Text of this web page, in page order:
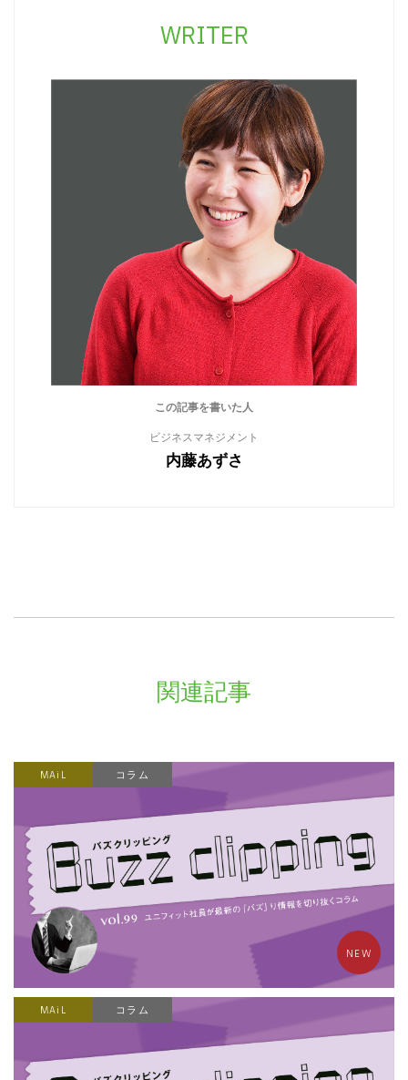
WRITER
この記事を書いた人
ビジネスマネジメント
内藤あずさ
関連記事
MAiL コラム
NEW
MAiL コラム